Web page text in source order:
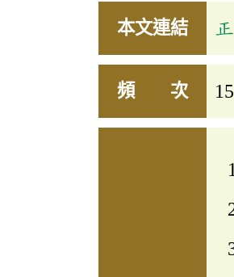
本文連結
頻 次 15